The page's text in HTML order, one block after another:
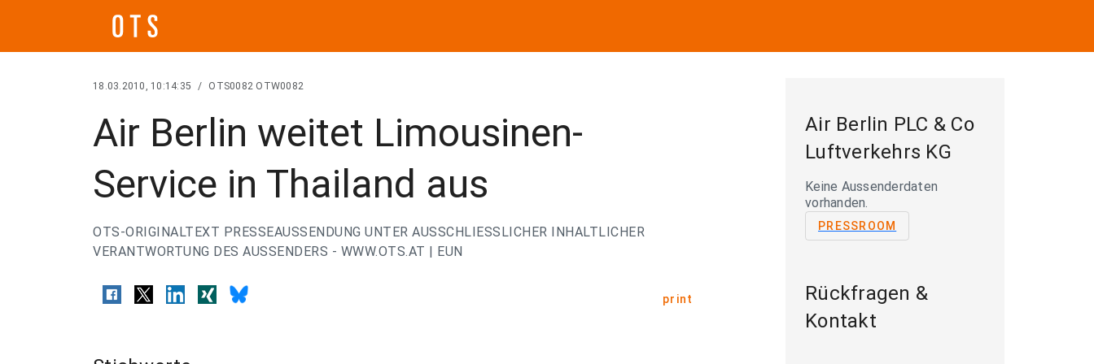
18.03.2010, 10:14:35 / OTS0082 OTW0082
Air Berlin weitet Limousinen-
Service in Thailand aus
OTS-ORIGINALTEXT PRESSEAUSSENDUNG UNTER AUSSCHLIESSLICHER INHALTLICHER
VERANTWORTUNG DES AUSSENDERS - WWW.OTS.AT | EUN
print
Air Berlin PLC & Co
Luftverkehrs KG
Keine Aussenderdaten
vorhanden.
PRESSROOM
Rückfragen &
Kontakt